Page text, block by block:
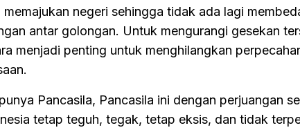
negeri sehingga tidak ada lagi
antar golongan. Untuk mengurangi gesekan
menjadi penting untuk menghilangkan
Pancasila, Pancasila ini dengan perjuangan
tetap teguh, tegak, tetap eksis, dan tidak